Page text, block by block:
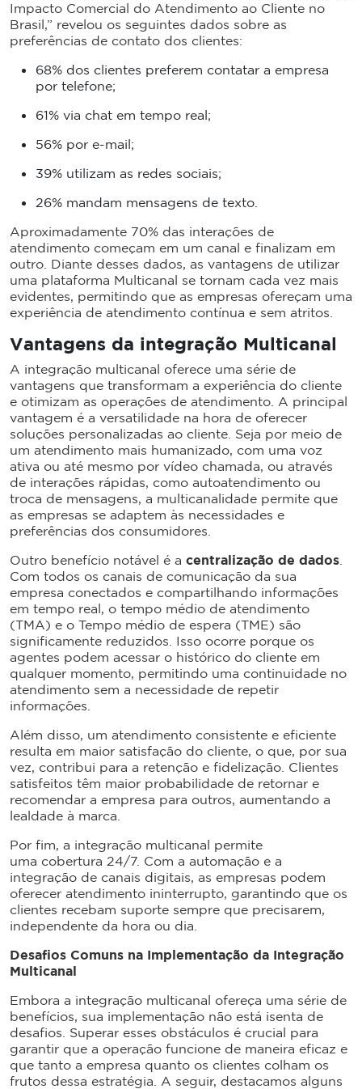
Impacto Comercial do Atendimento ao Cliente no
Brasil,” revelou os seguintes dados sobre as
preferências de contato dos clientes:
68% dos clientes preferem contatar a empresa
por telefone;
61% via chat em tempo real;
56% por e-mail;
39% utilizam as redes sociais;
26% mandam mensagens de texto.
Aproximadamente 70% das interações de
atendimento começam em um canal e finalizam em
outro. Diante desses dados, as vantagens de utilizar
uma plataforma Multicanal se tornam cada vez mais
evidentes, permitindo que as empresas ofereçam uma
experiência de atendimento contínua e sem atritos.
Vantagens da integração Multicanal
A integração multicanal oferece uma série de
vantagens que transformam a experiência do cliente
e otimizam as operações de atendimento. A principal
vantagem é a versatilidade na hora de oferecer
soluções personalizadas ao cliente. Seja por meio de
um atendimento mais humanizado, com uma voz
ativa ou até mesmo por vídeo chamada, ou através
de interações rápidas, como autoatendimento ou
troca de mensagens, a multicanalidade permite que
as empresas se adaptem às necessidades e
preferências dos consumidores.
Outro benefício notável é a centralização de dados
Com todos os canais de comunicação da sua
empresa conectados e compartilhando informações
em tempo real, o tempo médio de atendimento
(TMA) e o Tempo médio de espera (TME) são
significamente reduzidos. Isso ocorre porque os
agentes podem acessar o histórico do cliente em
qualquer momento, permitindo uma continuidade no
atendimento sem a necessidade de repetir
informações.
Além disso, um atendimento consistente e eficiente
resulta em maior satisfação do cliente, o que, por sua
vez, contribui para a retenção e fidelização. Clientes
satisfeitos têm maior probabilidade de retornar e
recomendar a empresa para outros, aumentando a
lealdade à marca.
Por fim, a integração multicanal permite
uma cobertura 24/7. Com a automação e a
integração de canais digitais, as empresas podem
oferecer atendimento ininterrupto, garantindo que os
clientes recebam suporte sempre que precisarem,
independente da hora ou dia.
Desafios Comuns na Implementação da Integração
Multicanal
Embora a integração multicanal ofereça uma série de
benefícios, sua implementação não está isenta de
desafios. Superar esses obstáculos é crucial para
garantir que a operação funcione de maneira eficaz e
que tanto a empresa quanto os clientes colham os
frutos dessa estratégia. A seguir, destacamos alguns